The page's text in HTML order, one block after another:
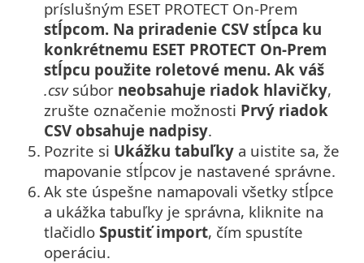
príslušným ESET PROTECT On-Prem
stĺpcom. Na priradenie CSV stĺpca ku
konkrétnemu ESET PROTECT On-Prem
stĺpcu použite roletové menu. Ak váš
.csvsúbor neobsahuje riadok hlavičky,
zrušte označenie možnosti Prvý riadok
CSV obsahuje nadpisy.
5. Pozrite si Ukážku tabuľky a uistite sa, že
mapovanie stĺpcov je nastavené správne.
6. Ak ste úspešne namapovali všetky stĺpce
a ukážka tabuľky je správna, kliknite na
tlačidlo Spustiť import, čím spustíte
operáciu.